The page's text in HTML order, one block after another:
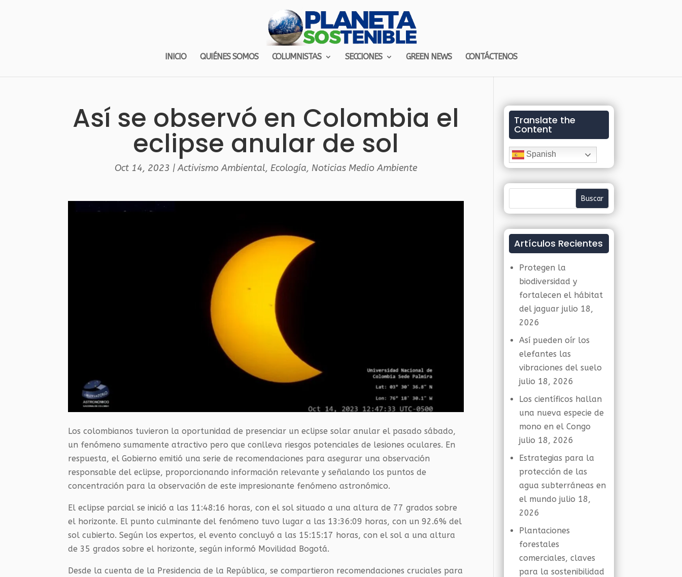
INICIO QUIÉNES SOMOS COLUMNISTAS SECCIONES GREEN NEWS CONTÁCTENOS
Así se observó en Colombia el
eclipse anular de sol
Oct 14, 2023 |Activismo Ambiental,Ecología,Noticias Medio Ambiente
Los colombianos tuvieron la oportunidad de presenciar un eclipse solar anular el pasado sábado,
un fenómeno sumamente atractivo pero que conlleva riesgos potenciales de lesiones oculares. En
respuesta, el Gobierno emitió una serie de recomendaciones para asegurar una observación
responsable del eclipse, proporcionando información relevante y señalando los puntos de
concentración para la observación de este impresionante fenómeno astronómico.
El eclipse parcial se inició a las 11:48:16 horas, con el sol situado a una altura de 77 grados sobre
el horizonte. El punto culminante del fenómeno tuvo lugar a las 13:36:09 horas, con un 92.6% del
sol cubierto. Según los expertos, el evento concluyó a las 15:15:17 horas, con el sol a una altura
de 35 grados sobre el horizonte, según informó Movilidad Bogotá.
Desde la cuenta de la Presidencia de la República, se compartieron recomendaciones cruciales para
Translate the
Content
Spanish
Artículos Recientes
Protegen la
biodiversidad y
fortalecen el hábitat
del jaguar julio 18,
2026
Así pueden oír los
elefantes las
vibraciones del suelo
julio 18, 2026
Los científicos hallan
una nueva especie de
mono en el Congo
julio 18, 2026
Estrategias para la
protección de las
agua subterráneas en
el mundo julio 18,
2026
Plantaciones
forestales
comerciales, claves
para la sostenibilidad